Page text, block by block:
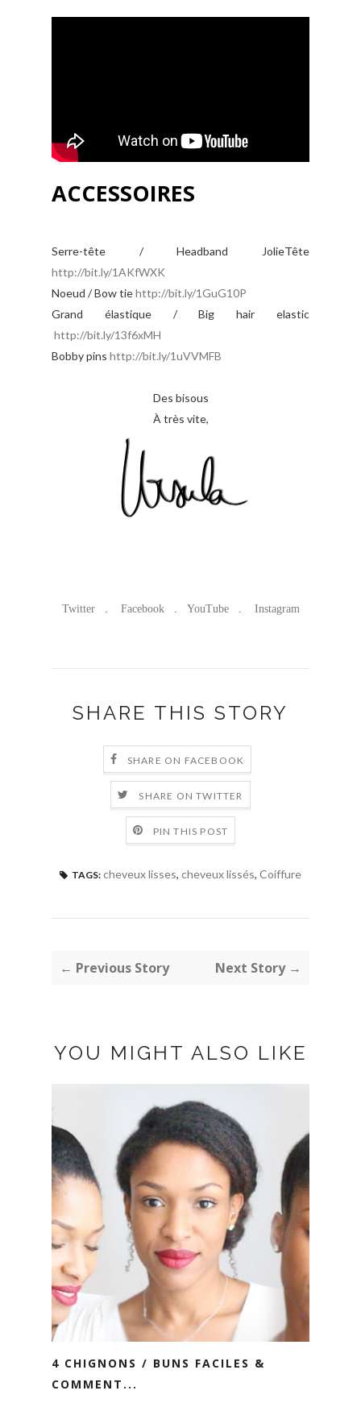
ACCESSOIRES
Serre-tête / Headband JolieTête
http://bit.ly/1AKfWXK
Noeud / Bow tiehttp://bit.ly/1GuG10P
Grand élastique / Big hair elastic
http://bit.ly/13f6xMH
Bobby pins http://bit.ly/1uVVMFB
Des bisous
À très vite,
Twitter. Facebook. YouTube. Instagram
SHARE THIS STORY
SHARE ON FACEBOOK
SHARE ON TWITTER
PIN THIS POST
TAGS: cheveux lisses, cheveux lissés, Coiffure
← Previous Story Next Story →
YOU MIGHT ALSO LIKE
4 CHIGNONS / BUNS FACILES &
COMMENT...